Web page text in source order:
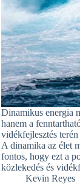
Dinamikus energia
hanem a
vidékfejlesztés
A dinamika az élet
fontos, hogy ezt a
közlekedés és
Kevin Reyes